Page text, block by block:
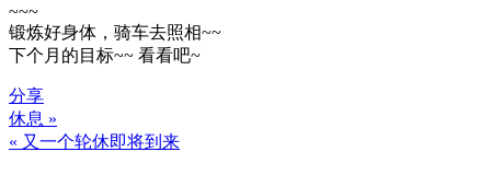
~~~
锻炼好身体，骑车去照相~~
下个月的目标~~ 看看吧~
分享
文
章
休息 »
« 又一个轮休即将到来